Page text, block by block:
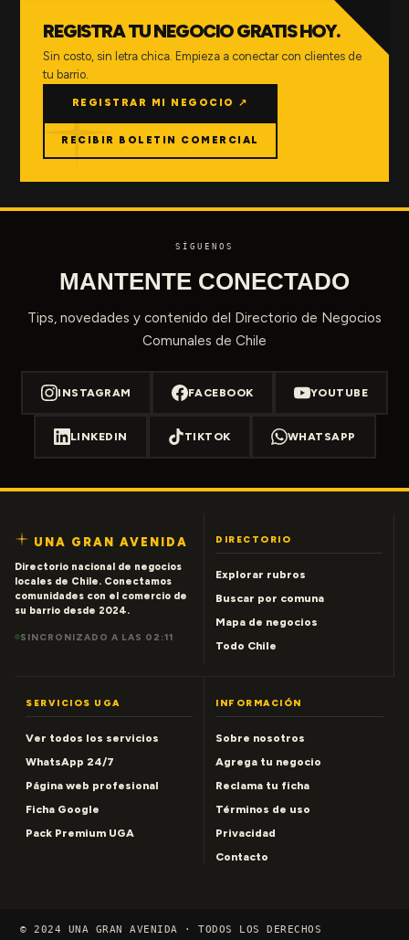
REGISTRA TU NEGOCIO GRATIS HOY.
Sin costo, sin letra chica. Empieza a conectar con clientes de
tu barrio.
REGISTRAR MI NEGOCIO ↗
RECIBIR BOLETIN COMERCIAL
SÍGUENOS
MANTENTE CONECTADO
Tips, novedades y contenido del Directorio de Negocios
Comunales de Chile
INSTAGRAM FACEBOOK YOUTUBE
LINKEDIN TIKTOK WHATSAPP
UNA GRAN AVENIDA
Directorio nacional de negocios
locales de Chile. Conectamos
comunidades con el comercio de
su barrio desde 2024.
SINCRONIZADO A LAS 02:11
DIRECTORIO
Explorar rubros
Buscar por comuna
Mapa de negocios
Todo Chile
SERVICIOS UGA
Ver todos los servicios
WhatsApp 24/7
Página web profesional
Ficha Google
Pack Premium UGA
INFORMACIÓN
Sobre nosotros
Agrega tu negocio
Reclama tu ficha
Términos de uso
Privacidad
Contacto
© 2024 UNA GRAN AVENIDA · TODOS LOS DERECHOS